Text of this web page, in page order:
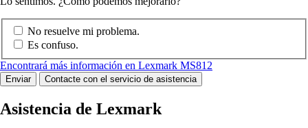
No resuelve mi problema.
Es confuso.
Encontrará más información en Lexmark MS812
Enviar Contacte con el servicio de asistencia
Asistencia de Lexmark